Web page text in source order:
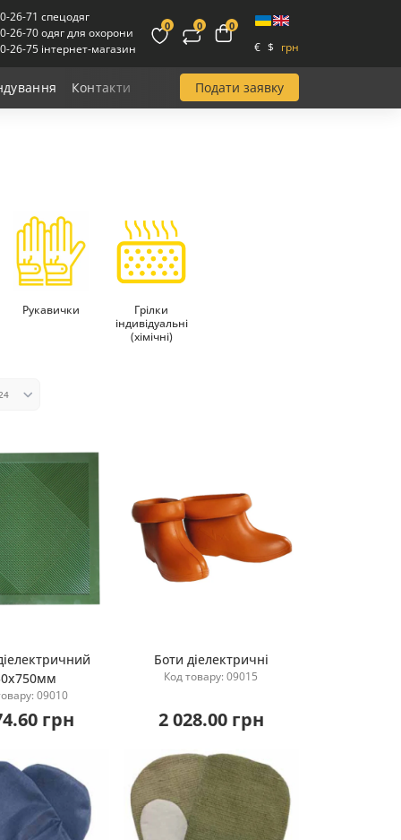
26-71 спецодяг
26-70 одяг для охорони
26-75 інтернет-магазин
0 0 0
€ $ грн
Контакти Подати заявку
Рукавички
Грілки
індивідуальні
(хімічні)
Купити
09010
грн
Купити
Боти діелектричні
Код товару: 09015
2 028.00 грн